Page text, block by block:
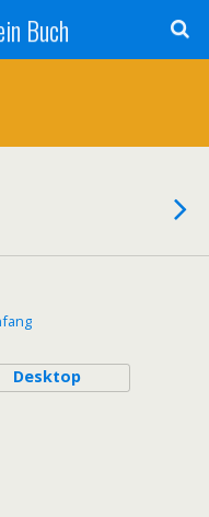
Buch
Desktop